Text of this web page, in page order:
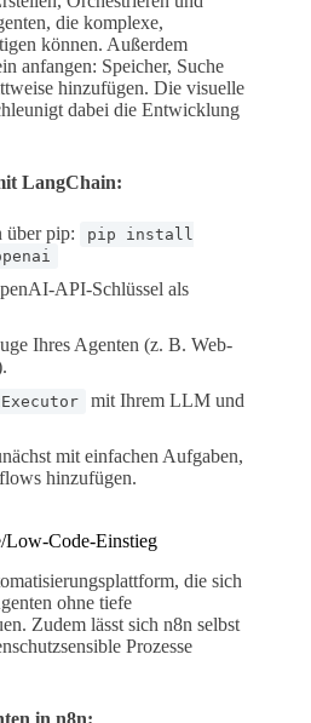
die komplexe,
können. Außerdem
anfangen: Speicher, Suche
hinzufügen. Die visuelle
dabei die Entwicklung
LangChain:
über pip:
pip install
API-Schlüssel als
Ihres Agenten (z. B. Web-
mit Ihrem LLM und
mit einfachen Aufgaben,
hinzufügen.
Low-Code-Einstieg
die sich
ohne tiefe
Zudem lässt sich n8n selbst
Prozesse